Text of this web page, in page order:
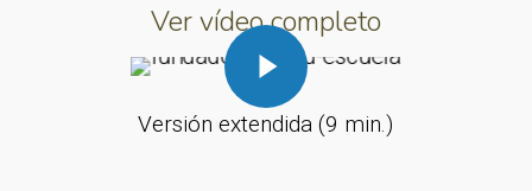
Ver vídeo completo
Play Video
Versión extendida (9 min.)